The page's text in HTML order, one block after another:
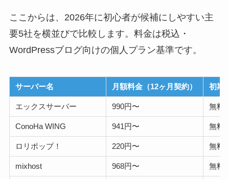
ここからは、2026年に初心者が候補にしやすい主
要5社を横並びで比較します。料金は税込・
WordPressブログ向けの個人プラン基準です。
サーバー名 月額料金（12ヶ月契約） 初期
エックスサーバー 990円〜 無料
ConoHa WING 941円〜 無料
ロリポップ！ 220円〜 無料
mixhost 968円〜 無料